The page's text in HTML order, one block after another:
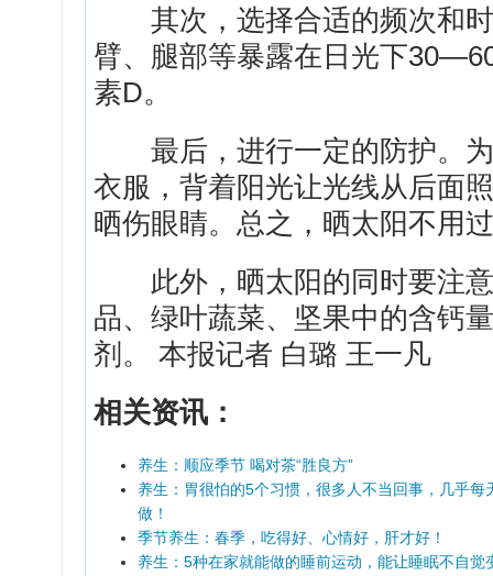
其次，选择合适的频次和时
臂、腿部等暴露在日光下
素D。
最后，进行一定的防护。为
衣服，背着阳光让光线从后面
晒伤眼睛。总之，晒太阳不用
此外，晒太阳的同时要注意
品、绿叶蔬菜、坚果中的含钙
剂。 本报记者 白璐 王一凡
相关资讯：
养生：顺应季节 喝对茶“胜良方”
养生：胃很怕的5个习惯，很多人不当回事，几乎每
做！
季节养生：春季，吃得好、心情好，肝才好！
养生：5种在家就能做的睡前运动，能让睡眠不自觉